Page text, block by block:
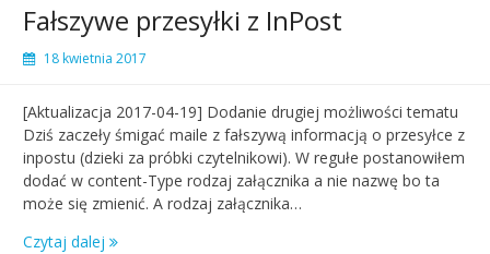
Fałszywe przesyłki z InPost
18 kwietnia 2017
[Aktualizacja 2017-04-19] Dodanie drugiej możliwości tematu
Dziś zaczeły śmigać maile z fałszywą informacją o przesyłce z
inpostu (dzieki za próbki czytelnikowi). W regułe postanowiłem
dodać w content-Type rodzaj załącznika a nie nazwę bo ta
może się zmienić. A rodzaj załącznika…
Czytaj dalej